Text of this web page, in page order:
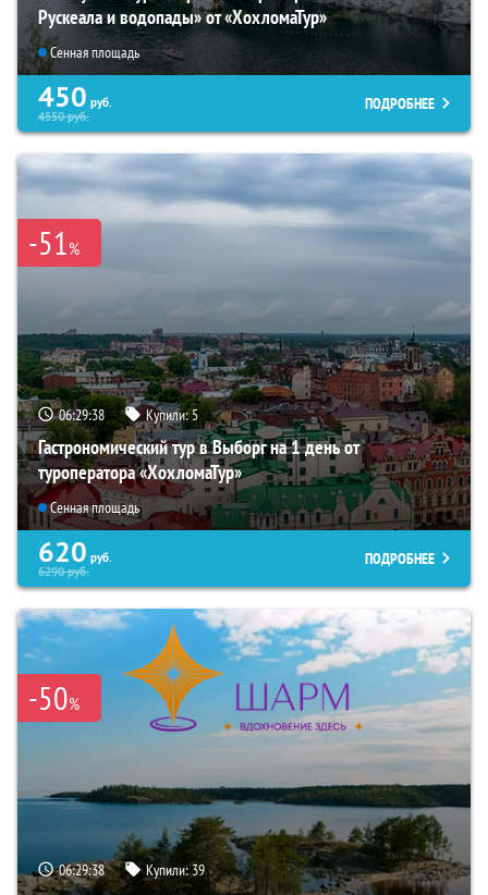
Рускеала и водопады» от «ХохломаТур»
Сенная площадь
450 руб.
4550руб.
ПОДРОБНЕЕ
-51%
06:29:37 Купили:5
Гастрономический тур в Выборг на 1 день от
туроператора «ХохломаТур»
Сенная площадь
620 руб.
6290руб.
ПОДРОБНЕЕ
-50%
06:29:37 Купили:39